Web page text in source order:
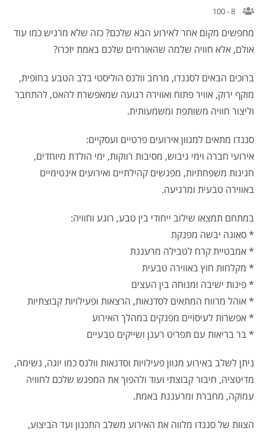
8 - 100
מחפשים מקום אחר לאירוע הבא שלכם? כזה שלא מרגיש כמו עוד
אולם, אלא חוויה שלמה שהאורחים שלכם באמת יזכרו?
ברוכים הבאים לסננדו, מרחב וולנס הוליסטי בלב הטבע בחופית,
מוקף ירוק, אוויר פתוח ואווירה רגועה שמאפשרת להאט, להתחבר
וליצור חוויה משותפת ומשמעותית.
סננדו מתאים למגוון אירועים פרטיים ועסקיים:
אירועי חברה וימי גיבוש, מסיבות רווקות, ימי הולדת מיוחדים,
חגיגות משפחתיות, מפגשים קהילתיים ואירועים אינטימיים
באווירה טבעית ומרגיעה.
במתחם תמצאו שילוב ייחודי בין טבע, רוגע וחוויה:
* סאונה יבשה מפנקת
* אמבטיית קרח לטבילה מרעננת
* מקלחות חוץ באווירה טבעית
* פינות ישיבה ומנוחה בין העצים
* אוהל מרווח המתאים לסדנאות, הרצאות ופעילויות קבוצתיות
* אפשרות לעיסויים מפנקים במהלך האירוע
* בר בריאות עם תפריט רענן ושייקים טבעיים
ניתן לשלב באירוע מגוון פעילויות וסדנאות וולנס כמו יוגה, נשימה,
מדיטציה, חיבור קבוצתי ועוד ולהפוך את המפגש שלכם לחוויה
עמוקה, מחברת ומרעננת באמת.
הצוות של סננדו מלווה את האירוע משלב התכנון ועד הביצוע,